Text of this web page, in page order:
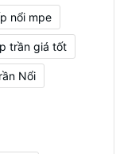
nổi mpe
trần giá tốt
Nổi